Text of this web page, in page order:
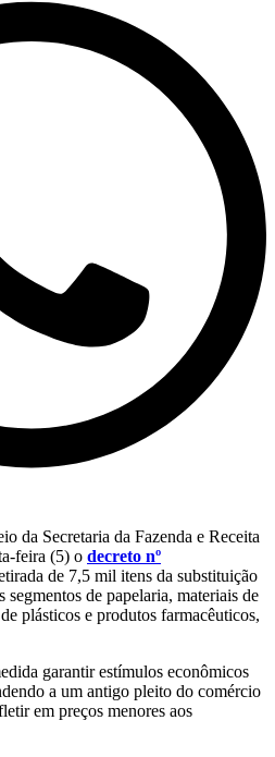
da Secretaria da Fazenda e Receita
feira (5) o decreto nº
de 7,5 mil itens da substituição
de papelaria, materiais de
plásticos e produtos farmacêuticos,
garantir estímulos econômicos
a um antigo pleito do comércio
em preços menores aos